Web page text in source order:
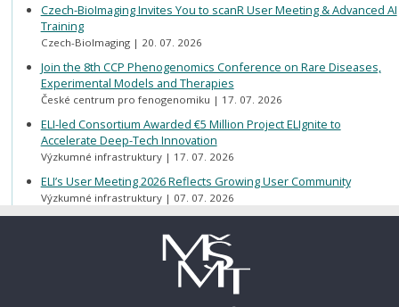
Czech-BioImaging Invites You to scanR User Meeting & Advanced AI
Training
Czech-BioImaging 20. 07. 2026
Join the 8th CCP Phenogenomics Conference on Rare Diseases,
Experimental Models and Therapies
České centrum pro fenogenomiku 17. 07. 2026
ELI-led Consortium Awarded €5 Million Project ELIgnite to
Accelerate Deep-Tech Innovation
Výzkumné infrastruktury 17. 07. 2026
ELI’s User Meeting 2026 Reflects Growing User Community
Výzkumné infrastruktury 07. 07. 2026